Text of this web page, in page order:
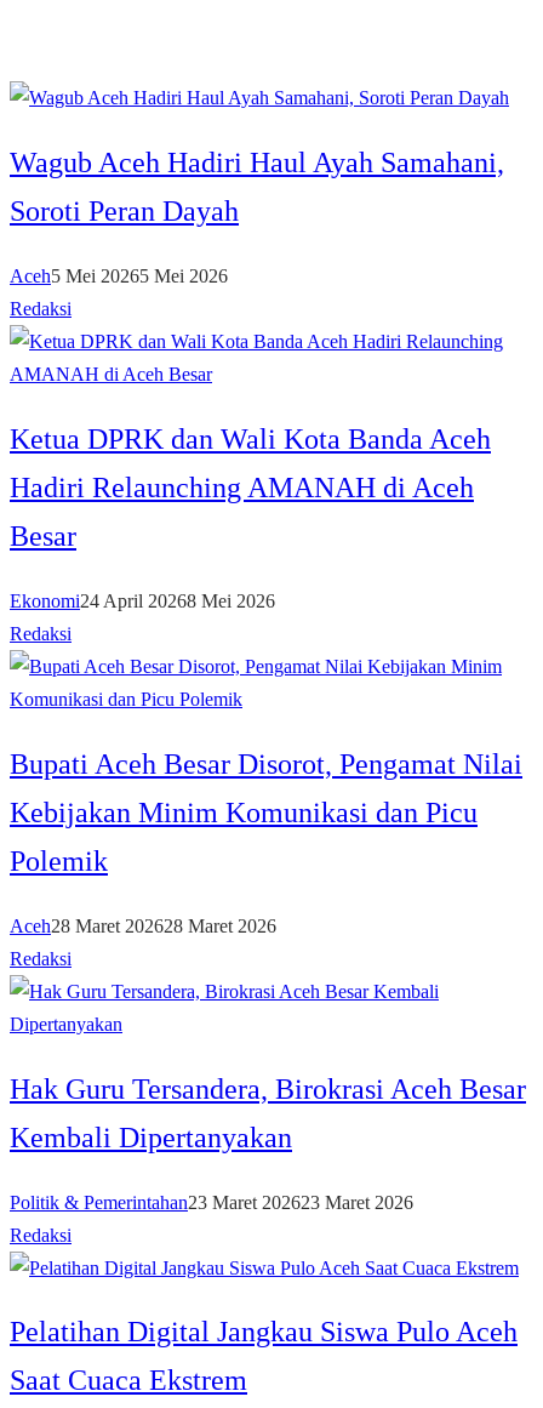
Wagub Aceh Hadiri Haul Ayah Samahani,
Soroti Peran Dayah
Aceh5 Mei 20265 Mei 2026
Redaksi
Ketua DPRK dan Wali Kota Banda Aceh
Hadiri Relaunching AMANAH di Aceh
Besar
Ekonomi24 April 20268 Mei 2026
Redaksi
Bupati Aceh Besar Disorot, Pengamat Nilai
Kebijakan Minim Komunikasi dan Picu
Polemik
Aceh28 Maret 202628 Maret 2026
Redaksi
Hak Guru Tersandera, Birokrasi Aceh Besar
Kembali Dipertanyakan
Politik & Pemerintahan23 Maret 202623 Maret 2026
Redaksi
Pelatihan Digital Jangkau Siswa Pulo Aceh
Saat Cuaca Ekstrem